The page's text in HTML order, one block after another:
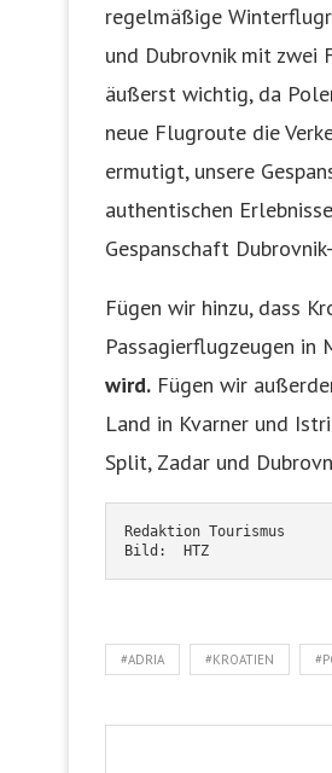
regelmäßige
und Dubrovnik mit zwei
äußerst wichtig, da
neue Flugroute die
ermutigt, unsere
authentischen
Gespanschaft
Fügen wir hinzu, dass
Passagierflugzeugen in
wird. Fügen wir
Land in Kvarner und
Split, Zadar und
Redaktion Tourismus
Bild:  HTZ
#ADRIA #KROATIEN